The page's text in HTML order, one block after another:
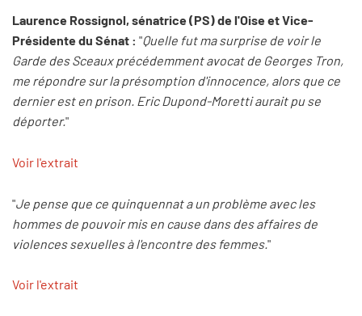
Laurence Rossignol, sénatrice (PS) de l'Oise et Vice-
Présidente du Sénat : "Quelle fut ma surprise de voir le
Garde des Sceaux précédemment avocat de Georges Tron,
me répondre sur la présomption d'innocence, alors que ce
dernier est en prison. Eric Dupond-Moretti aurait pu se
déporter."
Voir l'extrait
"Je pense que ce quinquennat a un problème avec les
hommes de pouvoir mis en cause dans des affaires de
violences sexuelles à l'encontre des femmes."
Voir l'extrait